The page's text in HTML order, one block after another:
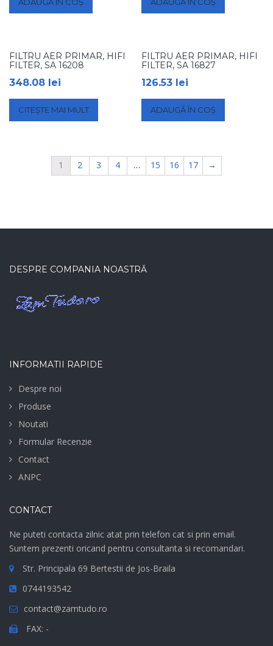
FILTRU AER PRIMAR, HIFI
FILTER, SA 16208
348.08 lei
CITEȘTE MAI MULT
FILTRU AER PRIMAR, HIFI
FILTER, SA 16827
126.53 lei
ADAUGĂ ÎN COȘ
1 2 3 4 … 15 16 17 →
DESPRE COMPANIA NOASTRĂ
INFORMATII RAPIDE
Despre noi
Produse
Noutati
Formular Recenzie
Contact
ANPC
CONTACT
Ne puteti contacta zilnic atat prin telefon cat si prin email.
Suntem prezenti oricand pentru consultanta si recomandari.
Str. Principala 69 Bertestii de Jos-Braila
0744193542
contact@zamtudo.ro
FAX: -